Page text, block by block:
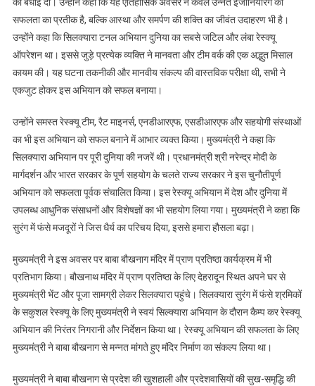
को बधाई दी। उन्होंने कहा कि यह ऐतिहासिक अवसर न केवल उन्नत इंजीनियरिंग की
सफलता का प्रतीक है, बल्कि आस्था और समर्पण की शक्ति का जीवंत उदाहरण भी है।
उन्होंने कहा कि सिलक्यारा टनल अभियान दुनिया का सबसे जटिल और लंबा रेस्क्यू
ऑपरेशन था। इससे जुड़े प्रत्येक व्यक्ति ने मानवता और टीम वर्क की एक अद्भुत मिसाल
कायम की। यह घटना तकनीकी और मानवीय संकल्प की वास्तविक परीक्षा थी, सभी ने
एकजुट होकर इस अभियान को सफल बनाया।
उन्होंने समस्त रेस्क्यू टीम, रैट माइनर्स, एनडीआरएफ, एसडीआरएफ और सहयोगी संस्थाओं
का भी इस अभियान को सफल बनाने में आभार व्यक्त किया। मुख्यमंत्री ने कहा कि
सिलक्यारा अभियान पर पूरी दुनिया की नजरें थी। प्रधानमंत्री श्री नरेन्द्र मोदी के
मार्गदर्शन और भारत सरकार के पूर्ण सहयोग के चलते राज्य सरकार ने इस चुनौतीपूर्ण
अभियान को सफलता पूर्वक संचालित किया। इस रेस्क्यू अभियान में देश और दुनिया में
उपलब्ध आधुनिक संसाधनों और विशेषज्ञों का भी सहयोग लिया गया। मुख्यमंत्री ने कहा कि
सुरंग में फंसे मजदूरों ने जिस धैर्य का परिचय दिया, इससे हमारा हौसला बढ़ा।
मुख्यमंत्री ने इस अवसर पर बाबा बौखनाग मंदिर में प्राण प्रतिष्ठा कार्यक्रम में भी
प्रतिभाग किया। बौखनाथ मंदिर में प्राण प्रतिष्ठा के लिए देहरादून स्थित अपने घर से
मुख्यमंत्री भेंट और पूजा सामग्री लेकर सिलक्यारा पहुंचे। सिलक्यारा सुरंग में फंसे श्रमिकों
के सकुशल रेस्क्यू के लिए मुख्यमंत्री ने स्वयं सिल्क्यारा अभियान के दौरान कैम्प कर रेस्क्यू
अभियान की निरंतर निगरानी और निर्देशन किया था। रेस्क्यू अभियान की सफलता के लिए
मुख्यमंत्री ने बाबा बौखनाग से मन्नत मांगते हुए मंदिर निर्माण का संकल्प लिया था।
मुख्यमंत्री ने बाबा बौखनाग से प्रदेश की खुशहाली और प्रदेशवासियों की सुख-समृद्धि की